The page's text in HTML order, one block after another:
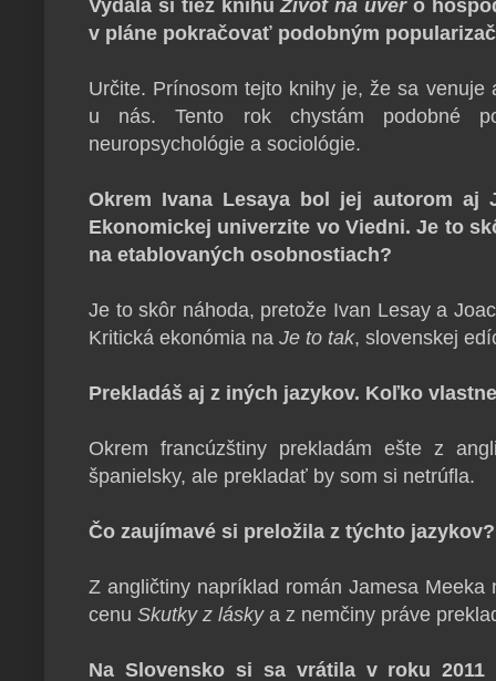
Vydala si tiež knihuŽivot na úvero
v pláne pokračovať podobným
Určite. Prínosom tejto knihy je, že sa venuje
u nás. Tento rok chystám podobné
neuropsychológie a sociológie.
Okrem Ivana Lesaya bol jej autorom aj
Ekonomickej univerzite vo Viedni. Je to
na etablovaných osobnostiach?
Je to skôr náhoda, pretože Ivan Lesay a
Kritická ekonómia na Je to tak, slovenskej
Prekladáš aj z iných jazykov. Koľko
Okrem francúzštiny prekladám ešte z
španielsky, ale prekladať by som si netrúfla.
Čo zaujímavé si preložila z týchto jazykov?
Z angličtiny napríklad román Jamesa Meeka
cenu Skutky z láskya z nemčiny práve
Na Slovensko si sa vrátila v roku 2011